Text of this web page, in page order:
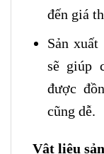
đến giá
Sản
sẽ giúp
được
cũng dễ.
Vật liệu